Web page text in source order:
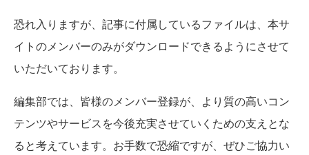
恐れ入りますが、記事に付属しているファイルは、本サ
イトのメンバーのみがダウンロードできるようにさせて
いただいております。
編集部では、皆様のメンバー登録が、より質の高いコン
テンツやサービスを今後充実させていくための支えとな
ると考えています。お手数で恐縮ですが、ぜひご協力い